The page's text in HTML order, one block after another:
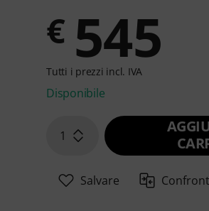
€ 545
Tutti i prezzi incl. IVA
Disponibile
1
Salvare